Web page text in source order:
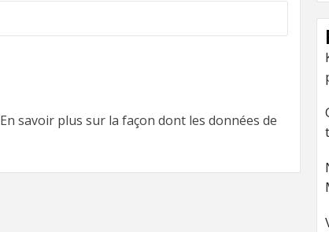
En savoir plus sur la façon dont les données de